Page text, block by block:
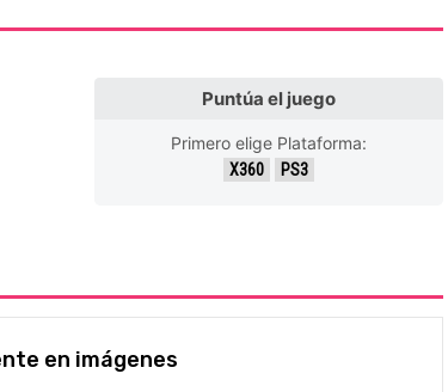
Puntúa el juego
Primero elige Plataforma:
X360 PS3
en imágenes